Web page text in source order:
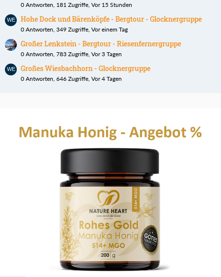
0 Antworten, 181 Zugriffe, Vor 15 Stunden
Hohe Dock und Bärenköpfe - Bergtour - Glocknergruppe
0 Antworten, 349 Zugriffe, Vor einem Tag
Großer Lenkstein - Bergtour - Riesenfernergruppe
0 Antworten, 783 Zugriffe, Vor 3 Tagen
Großes Wiesbachhorn - Glocknergruppe
0 Antworten, 646 Zugriffe, Vor 4 Tagen